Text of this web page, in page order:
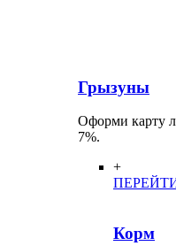
Грызуны
Оформи карту
7%.
+
Корм